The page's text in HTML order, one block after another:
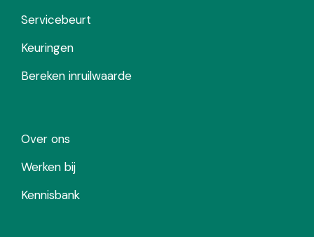
Servicebeurt
Keuringen
Bereken inruilwaarde
Over ons
Werken bij
Kennisbank